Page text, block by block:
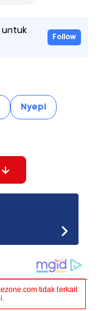
untuk
Follow
Nyepi